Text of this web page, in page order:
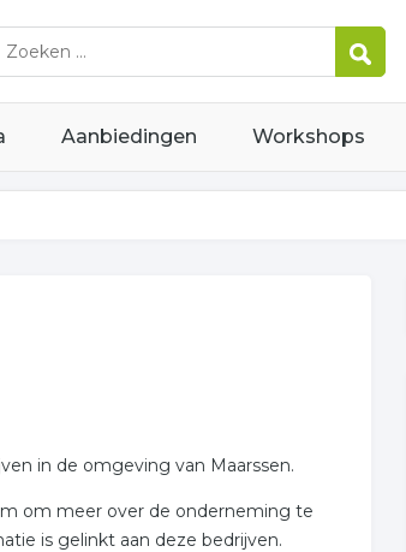
Aanbiedingen Workshops
in de omgeving van Maarssen.
om meer over de onderneming te
is gelinkt aan deze bedrijven.